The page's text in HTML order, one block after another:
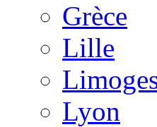
Grèce
Lille
Lyon